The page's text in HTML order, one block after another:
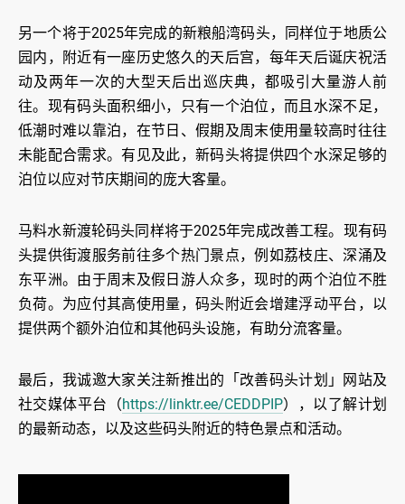
另一个将于2025年完成的新粮船湾码头，同样位于地质公
园内，附近有一座历史悠久的天后宫，每年天后诞庆祝活
动及两年一次的大型天后出巡庆典，都吸引大量游人前
往。现有码头面积细小，只有一个泊位，而且水深不足，
低潮时难以靠泊，在节日、假期及周末使用量较高时往往
未能配合需求。有见及此，新码头将提供四个水深足够的
泊位以应对节庆期间的庞大客量。
马料水新渡轮码头同样将于2025年完成改善工程。现有码
头提供街渡服务前往多个热门景点，例如荔枝庄、深涌及
东平洲。由于周末及假日游人众多，现时的两个泊位不胜
负荷。为应付其高使用量，码头附近会增建浮动平台，以
提供两个额外泊位和其他码头设施，有助分流客量。
最后，我诚邀大家关注新推出的「改善码头计划」网站及
社交媒体平台（https://linktr.ee/CEDDPIP），以了解计划
的最新动态，以及这些码头附近的特色景点和活动。